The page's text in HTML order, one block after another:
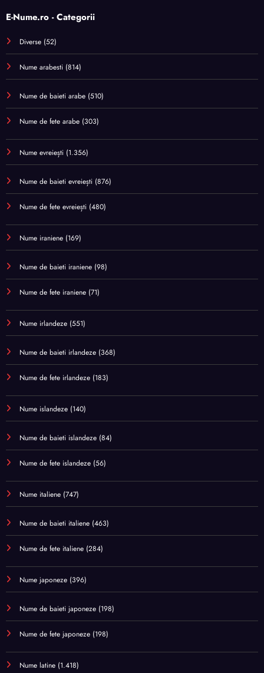
E-Nume.ro - Categorii
Diverse (52)
Nume arabesti (814)
Nume de baieti arabe (510)
Nume de fete arabe (303)
Nume evreiești (1.356)
Nume de baieti evreiești (876)
Nume de fete evreiești (480)
Nume iraniene (169)
Nume de baieti iraniene (98)
Nume de fete iraniene (71)
Nume irlandeze (551)
Nume de baieti irlandeze (368)
Nume de fete irlandeze (183)
Nume islandeze (140)
Nume de baieti islandeze (84)
Nume de fete islandeze (56)
Nume italiene (747)
Nume de baieti italiene (463)
Nume de fete italiene (284)
Nume japoneze (396)
Nume de baieti japoneze (198)
Nume de fete japoneze (198)
Nume latine (1.418)